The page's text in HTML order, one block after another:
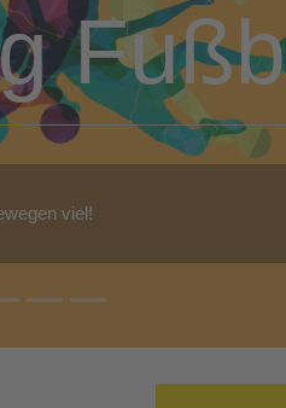
Walking - für jeden ist etwas